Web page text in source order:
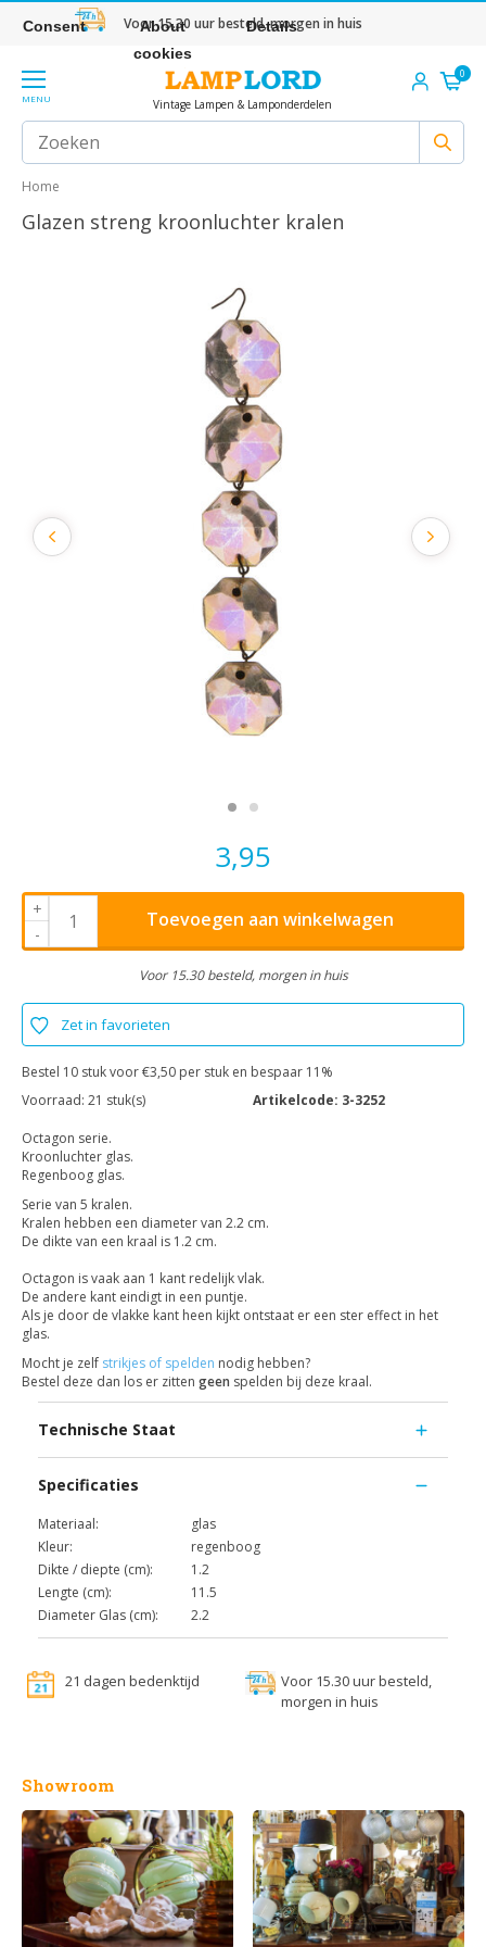
Voor 15.30 uur besteld, morgen in huis
MENU Vintage Lampen & Lamponderdelen
0
Home
Glazen streng kroonluchter kralen
3,95
+
-
Toevoegen aan winkelwagen
Voor 15.30 besteld, morgen in huis
Zet in favorieten
Bestel 10 stuk voor €3,50 per stuk en bespaar 11%
Voorraad: 21 stuk(s) Artikelcode: 3-3252
Octagon serie.
Kroonluchter glas.
Regenboog glas.
Serie van 5 kralen.
Kralen hebben een diameter van 2.2 cm.
De dikte van een kraal is 1.2 cm.
Octagon is vaak aan 1 kant redelijk vlak.
De andere kant eindigt in een puntje.
Als je door de vlakke kant heen kijkt ontstaat er een ster effect in het
glas.
Mocht je zelf strikjes of spelden nodig hebben?
Bestel deze dan los er zitten geen spelden bij deze kraal.
Technische Staat
Specificaties
Materiaal:
glas
Kleur:
regenboog
Dikte / diepte (cm):
1.2
Lengte (cm):
11.5
Diameter Glas (cm):
2.2
21 dagen bedenktijd
Voor 15.30 uur besteld,
morgen in huis
Showroom
Consent
About
cookies
Details